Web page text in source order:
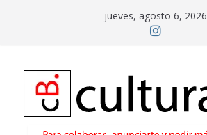
jueves, agosto 6, 2026